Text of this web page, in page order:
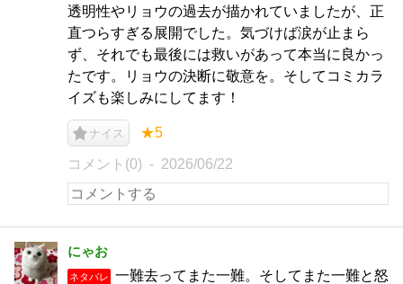
透明性やリョウの過去が描かれていましたが、正
直つらすぎる展開でした。気づけば涙が止まら
ず、それでも最後には救いがあって本当に良かっ
たです。リョウの決断に敬意を。そしてコミカラ
イズも楽しみにしてます！
ナイス ★5
コメント(0) 2026/06/22
にゃお
ネタバレ
一難去ってまた一難。そしてまた一難と怒